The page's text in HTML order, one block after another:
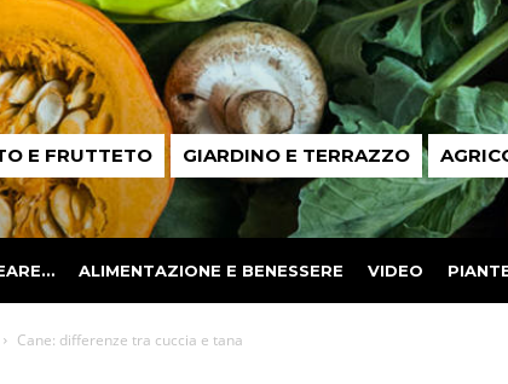
E FRUTTETO GIARDINO E TERRAZZO
ALIMENTAZIONE E BENESSERE VIDEO
Cane: differenze tra cuccia e tana